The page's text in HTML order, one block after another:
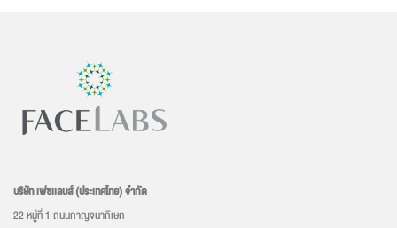
บริษัท เฟซเเลบส์ (ประเทศไทย) จำกัด
22 หมู่ที่ 1 ถนนกาญจนาภิเษก